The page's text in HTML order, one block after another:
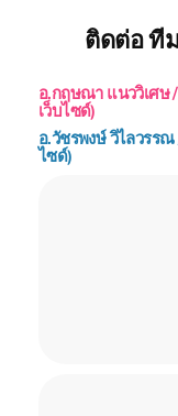
ติดต่อ ที
อ.กฤษณา แนววิเศษ
เว็บไซด์)
อ.วัชรพงษ์ วิไลวรร
ไซด์)